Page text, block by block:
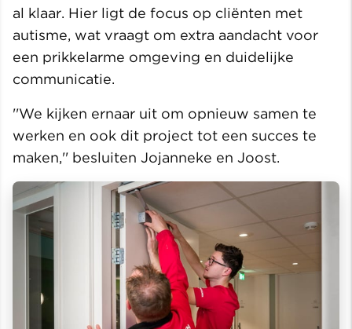
al klaar. Hier ligt de focus op cliënten met
autisme, wat vraagt om extra aandacht voor
een prikkelarme omgeving en duidelijke
communicatie.
''We kijken ernaar uit om opnieuw samen te
werken en ook dit project tot een succes te
maken,'' besluiten Jojanneke en Joost.